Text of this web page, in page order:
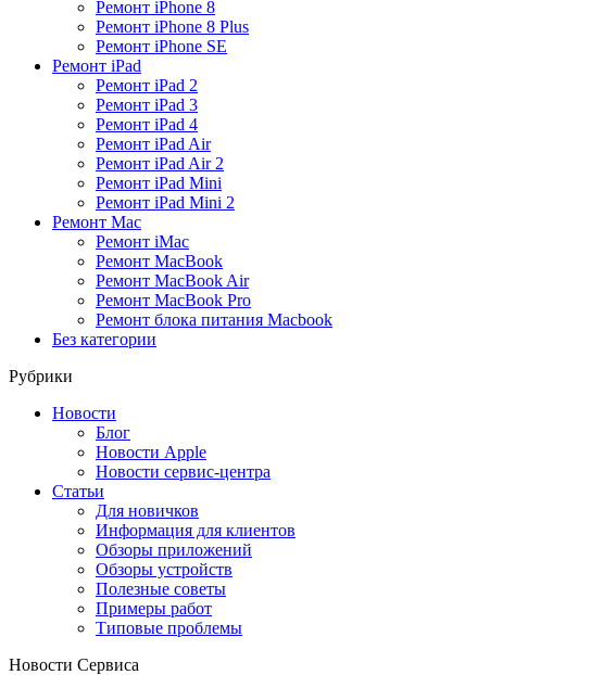
Ремонт iPhone 8
Ремонт iPhone 8 Plus
Ремонт iPhone SE
Ремонт iPad
Ремонт iPad 2
Ремонт iPad 3
Ремонт iPad 4
Ремонт iPad Air
Ремонт iPad Air 2
Ремонт iPad Mini
Ремонт iPad Mini 2
Ремонт Mac
Ремонт iMac
Ремонт MacBook
Ремонт MacBook Air
Ремонт MacBook Pro
Ремонт блока питания Macbook
Без категории
Рубрики
Новости
Блог
Новости Apple
Новости сервис-центра
Статьи
Для новичков
Информация для клиентов
Обзоры приложений
Обзоры устройств
Полезные советы
Примеры работ
Типовые проблемы
Новости Сервиса